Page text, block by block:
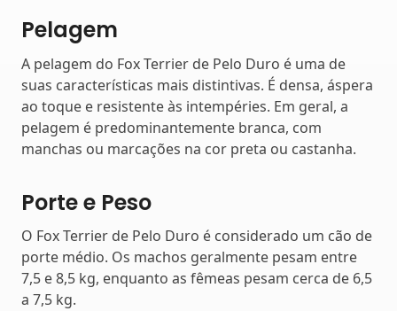
Pelagem
A pelagem do Fox Terrier de Pelo Duro é uma de
suas características mais distintivas. É densa, áspera
ao toque e resistente às intempéries. Em geral, a
pelagem é predominantemente branca, com
manchas ou marcações na cor preta ou castanha.
Porte e Peso
O Fox Terrier de Pelo Duro é considerado um cão de
porte médio. Os machos geralmente pesam entre
7,5 e 8,5 kg, enquanto as fêmeas pesam cerca de 6,5
a 7,5 kg.